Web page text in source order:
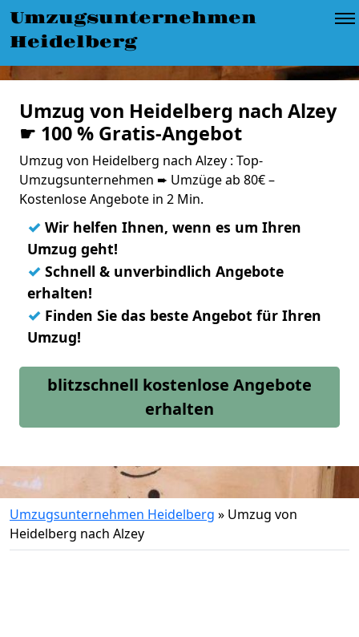
Umzugsunternehmen
Heidelberg
Umzug von Heidelberg nach Alzey
☛ 100 % Gratis-Angebot
Umzug von Heidelberg nach Alzey : Top-
Umzugsunternehmen ➨ Umzüge ab 80€ –
Kostenlose Angebote in 2 Min.
✓ Wir helfen Ihnen, wenn es um Ihren
Umzug geht!
✓ Schnell & unverbindlich Angebote
erhalten!
✓ Finden Sie das beste Angebot für Ihren
Umzug!
blitzschnell kostenlose Angebote
erhalten
Umzugsunternehmen Heidelberg » Umzug von
Heidelberg nach Alzey